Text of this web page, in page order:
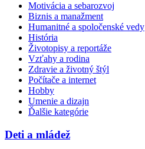
Motivácia a sebarozvoj
Biznis a manažment
Humanitné a spoločenské vedy
História
Životopisy a reportáže
Vzťahy a rodina
Zdravie a životný štýl
Počítače a internet
Hobby
Umenie a dizajn
Ďalšie kategórie
Deti a mládež